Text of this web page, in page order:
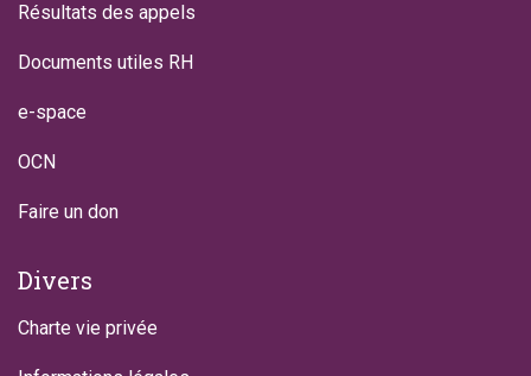
Résultats des appels
Documents utiles RH
e-space
OCN
Faire un don
Divers
Charte vie privée